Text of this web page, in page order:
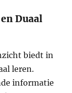
Duaal
biedt in
leren.
informatie